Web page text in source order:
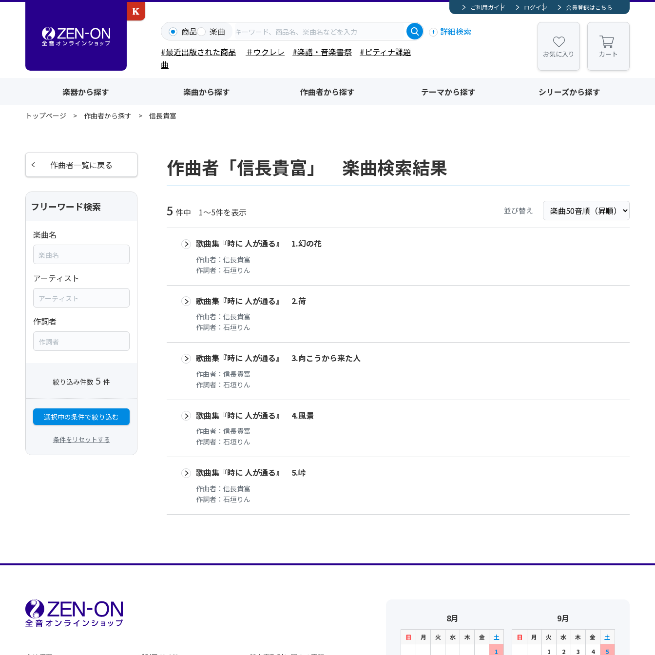
ご利用ガイド ログイン 会員登録はこちら
商品 楽曲
詳細検索
#最近出版された商品
＃ウクレレ #楽譜・音楽書祭
#ピティナ課題
曲
お気に入り カート
楽器から探す 楽曲から探す 作曲者から探す テーマから探す シリーズから探す
トップページ 作曲者から探す 信長貴富
作曲者「信長貴富」 楽曲検索結果
5 件中 1～5件を表示 並び替え
歌曲集『時に 人が通る』 1.幻の花
作曲者： 信長貴富
作詞者： 石垣りん
歌曲集『時に 人が通る』 2.荷
作曲者： 信長貴富
作詞者： 石垣りん
歌曲集『時に 人が通る』 3.向こうから来た人
作曲者： 信長貴富
作詞者： 石垣りん
歌曲集『時に 人が通る』 4.風景
作曲者： 信長貴富
作詞者： 石垣りん
歌曲集『時に 人が通る』 5.峠
作曲者： 信長貴富
作詞者： 石垣りん
作曲者一覧に戻る
フリーワード検索
楽曲名
アーティスト
作詞者
絞り込み件数 5 件
選択中の条件で絞り込む
条件をリセットする
8月
日 月 火 水 木 金
土
1
9月
日 月 火 水 木 金
土
1
2 3 4 5